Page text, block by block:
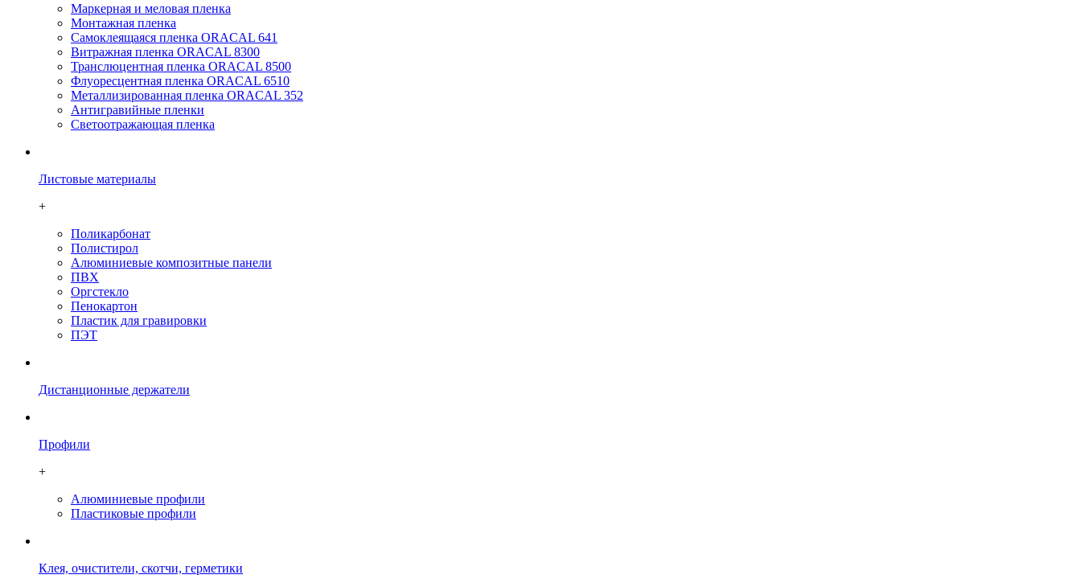
Маркерная и меловая пленка
Монтажная пленка
Самоклеящаяся пленка ORACAL 641
Витражная пленка ORACAL 8300
Транслюцентная пленка ORACAL 8500
Флуоресцентная пленка ORACAL 6510
Металлизированная пленка ORACAL 352
Антигравийные пленки
Светоотражающая пленка
Листовые материалы
+
Поликарбонат
Полистирол
Алюминиевые композитные панели
ПВХ
Оргстекло
Пенокартон
Плаcтик для гравировки
ПЭТ
Дистанционные держатели
Профили
+
Алюминиевые профили
Пластиковые профили
Клея, очистители, скотчи, герметики